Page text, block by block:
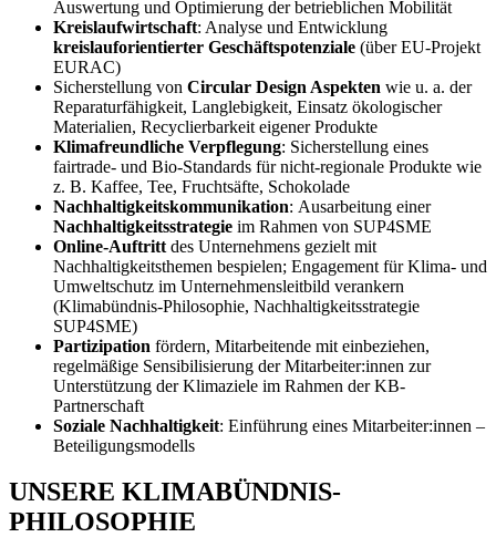
Auswertung und Optimierung der betrieblichen Mobilität
Kreislaufwirtschaft: Analyse und Entwicklung
kreislauforientierter Geschäftspotenziale (über EU-Projekt
EURAC)
Sicherstellung von Circular Design Aspekten wie u. a. der
Reparaturfähigkeit, Langlebigkeit, Einsatz ökologischer
Materialien, Recyclierbarkeit eigener Produkte
Klimafreundliche Verpflegung: Sicherstellung eines
fairtrade- und Bio-Standards für nicht-regionale Produkte wie
z. B. Kaffee, Tee, Fruchtsäfte, Schokolade
Nachhaltigkeitskommunikation: Ausarbeitung einer
Nachhaltigkeitsstrategie im Rahmen von SUP4SME
Online-Auftritt des Unternehmens gezielt mit
Nachhaltigkeitsthemen bespielen; Engagement für Klima- und
Umweltschutz im Unternehmensleitbild verankern
(Klimabündnis-Philosophie, Nachhaltigkeitsstrategie
SUP4SME)
Partizipation fördern, Mitarbeitende mit einbeziehen,
regelmäßige Sensibilisierung der Mitarbeiter:innen zur
Unterstützung der Klimaziele im Rahmen der KB-
Partnerschaft
Soziale Nachhaltigkeit: Einführung eines Mitarbeiter:innen –
Beteiligungsmodells
UNSERE KLIMABÜNDNIS-
PHILOSOPHIE